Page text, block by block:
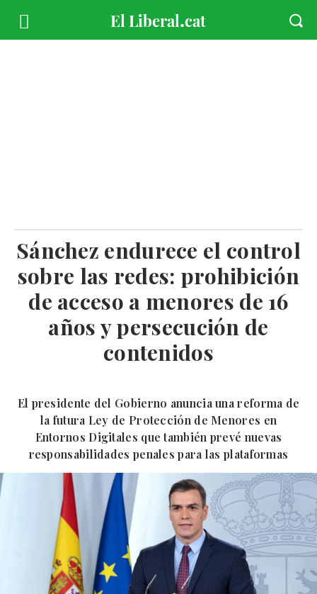
Sánchez endurece el control
sobre las redes: prohibición
de acceso a menores de 16
años y persecución de
contenidos
El presidente del Gobierno anuncia una reforma de
la futura Ley de Protección de Menores en
Entornos Digitales que también prevé nuevas
responsabilidades penales para las plataformas